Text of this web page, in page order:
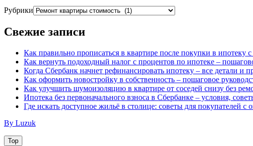
Рубрики
Свежие записи
Как правильно прописаться в квартире после покупки в ипотеку
Как вернуть подоходный налог с процентов по ипотеке –
Когда Сбербанк начнет рефинансировать ипотеку – все детали и
Как оформить новостройку в собственность – пошаговое
Как улучшить шумоизоляцию в квартире от соседей снизу без
Ипотека без первоначального взноса в Сбербанке – условия,
Где искать доступное жильё в столице: советы для покупателей
By Luzuk
Top